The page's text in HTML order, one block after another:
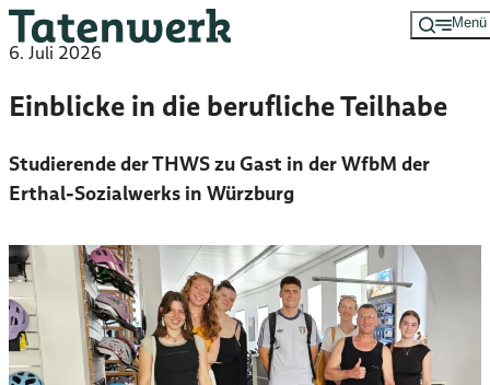
Zum
Hauptinhalt
springen
Menü
6. Juli 2026
Einblicke in die berufliche Teilhabe
Studierende der THWS zu Gast in der WfbM der
Erthal-Sozialwerks in Würzburg